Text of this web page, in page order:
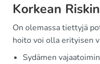
Korkean
On olemassa tiettyjä
hoito voi olla erityisen
Sydämen